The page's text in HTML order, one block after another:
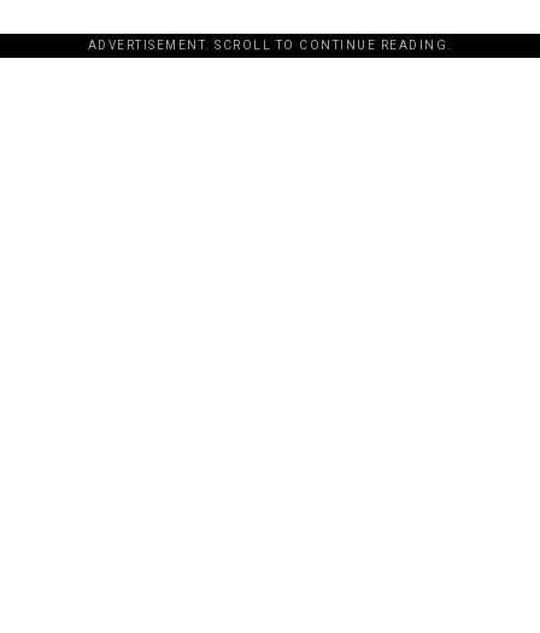
ADVERTISEMENT. SCROLL TO CONTINUE READING.